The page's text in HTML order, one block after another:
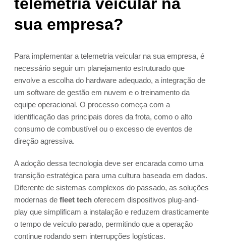
sua empresa?
Para implementar a telemetria veicular na sua empresa, é
necessário seguir um planejamento estruturado que
envolve a escolha do hardware adequado, a integração de
um software de gestão em nuvem e o treinamento da
equipe operacional. O processo começa com a
identificação das principais dores da frota, como o alto
consumo de combustível ou o excesso de eventos de
direção agressiva.
A adoção dessa tecnologia deve ser encarada como uma
transição estratégica para uma cultura baseada em dados.
Diferente de sistemas complexos do passado, as soluções
modernas de fleet tech oferecem dispositivos plug-and-
play que simplificam a instalação e reduzem drasticamente
o tempo de veículo parado, permitindo que a operação
continue rodando sem interrupções logísticas.